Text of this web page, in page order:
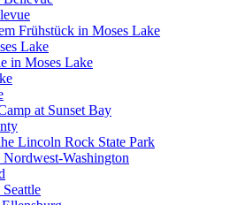
Frühstück in Moses Lake
Lake
in Moses Lake
at Sunset Bay
Lincoln Rock State Park
Washington